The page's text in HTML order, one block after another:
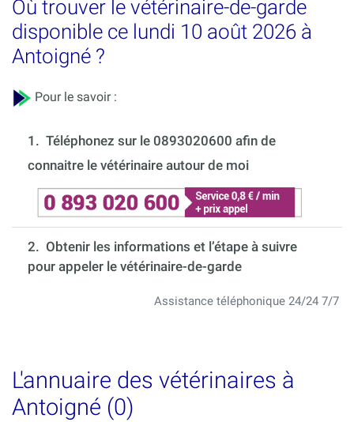
Où trouver le vétérinaire-de-garde
disponible ce lundi 10 août 2026 à
Antoigné ?
Pour le savoir :
1. Téléphonez sur le 0893020600 afin de
connaitre le vétérinaire autour de moi
2. Obtenir les informations et l’étape à suivre
pour appeler le vétérinaire-de-garde
Assistance téléphonique 24/24 7/7
L'annuaire des vétérinaires à
Antoigné (0)